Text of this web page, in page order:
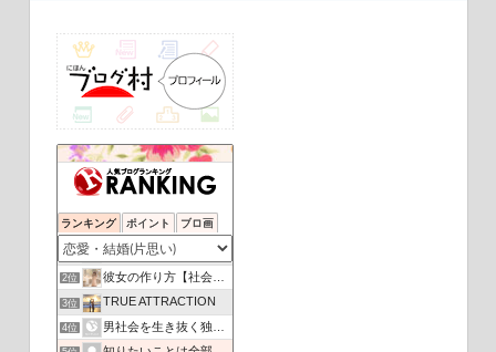
ランキング ポイント ブロ画
1位 片想い10年ロック
2位 彼女の作り方【社会人向け】
3位 TRUE ATTRACTION
4位 男社会を生き抜く独身OLの日記